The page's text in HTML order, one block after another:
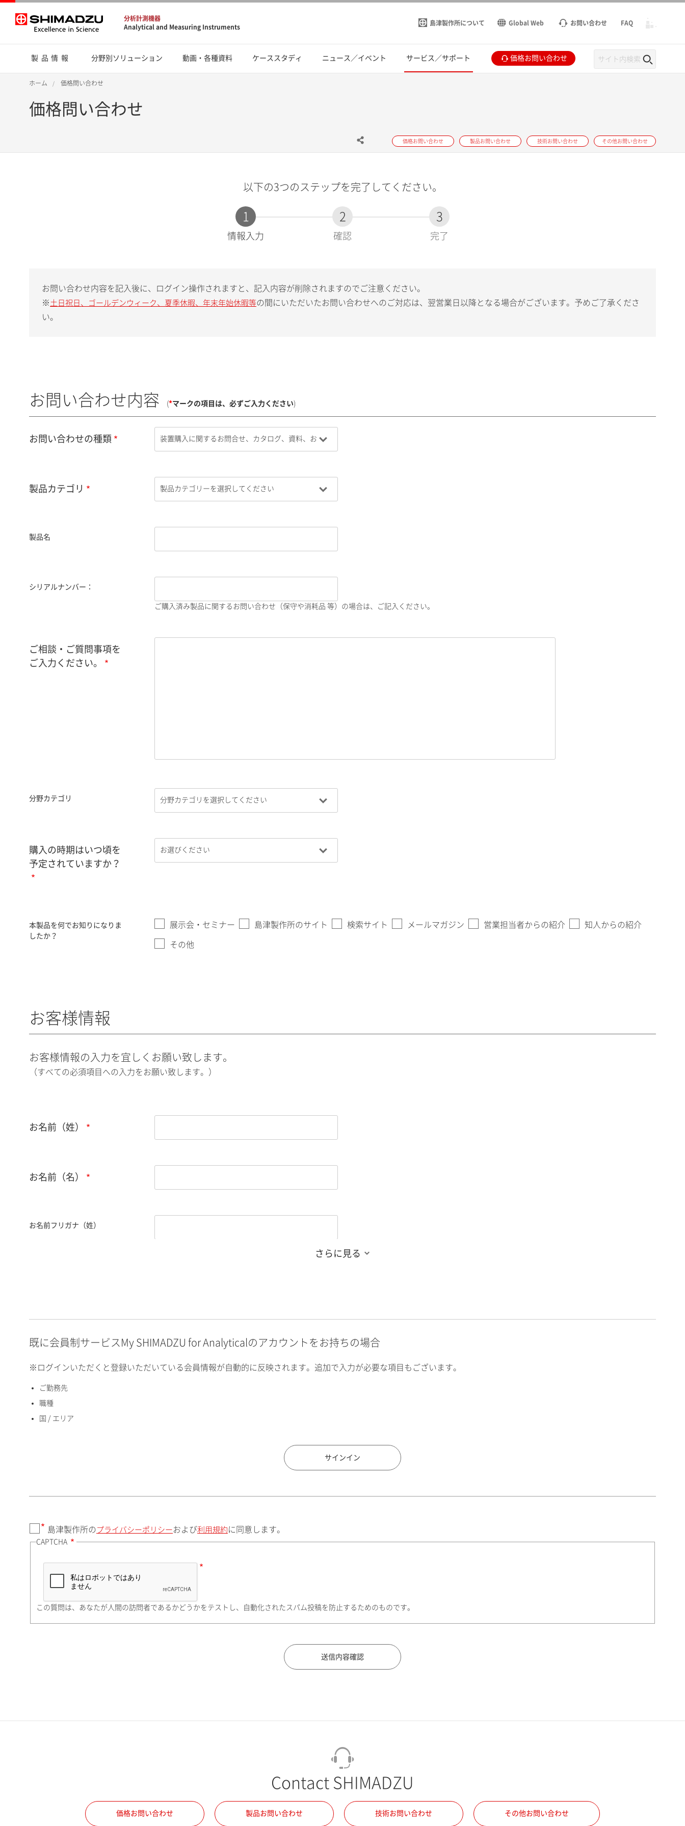
分析計測機器
Analytical and Measuring Instruments
島津製作所について Global Web お問い合わせ FAQ
製品情報 分野別ソリューション 動画・各種資料 ケーススタディ ニュース／イベント サービス／サポート 価格お問い合わせ
ホーム 価格問い合わせ
価格問い合わせ
価格お問い合わせ 製品お問い合わせ 技術お問い合わせ その他お問い合わせ
以下の3つのステップを完了してください。
1
現
情報入力
2
確認
3
完了
お問い合わせ内容を記入後に、ログイン操作されますと、記入内容が削除されますのでご注意ください。
※ 土日祝日、ゴールデンウィーク、夏季休暇、年末年始休暇等の間にいただいたお問い合わせへのご対応は、翌営業日以降となる場合がございます。予めご了承くださ
い。
お問い合わせ内容 (*マークの項目は、必ずご入力ください)
お問い合わせの種類
製品カテゴリ
製品名
シリアルナンバー：
ご購入済み製品に関するお問い合わせ（保守や消耗品 等）の場合は、ご記入ください。
ご相談・ご質問事項を
ご入力ください。
分野カテゴリ
購入の時期はいつ頃を
予定されていますか？
本製品を何でお知りになりま
したか？
展示会・セミナー 島津製作所のサイト 検索サイト メールマガジン 営業担当者からの紹介 知人からの紹介
その他
お客様情報
お客様情報の入力を宜しくお願い致します。
（すべての必須項目への入力をお願い致します。）
お名前（姓）
お名前（名）
お名前フリガナ（姓）
英数）
国 / エリア
住所検索
町名・番地（勤務先）
さらに見る
既に会員制サービスMy SHIMADZU for Analyticalのアカウントをお持ちの場合
※ログインいただくと登録いただいている会員情報が自動的に反映されます。追加で入力が必要な項目もございます。
ご勤務先
職種
国 / エリア
サインイン
島津製作所の プライバシーポリシー および利用規約 に同意します。
CAPTCHA
この質問は、あなたが人間の訪問者であるかどうかをテストし、自動化されたスパム投稿を防止するためのものです。
Contact SHIMADZU
価格お問い合わせ 製品お問い合わせ 技術お問い合わせ その他お問い合わせ